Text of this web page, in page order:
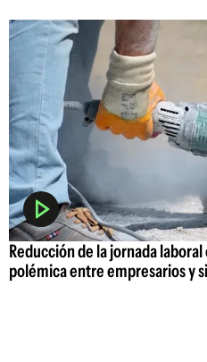
Reducción de la jornada
polémica entre empresarios y